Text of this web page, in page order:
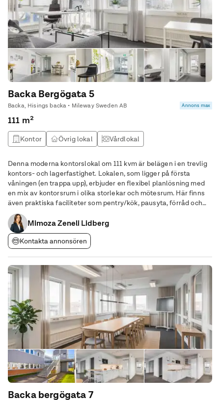
Backa Bergögata 5
Backa, Hisings backa • Mileway Sweden AB Annons max
111 m²
Kontor Övrig lokal Vårdlokal
Denna moderna kontorslokal om 111 kvm är belägen i en trevlig
kontors- och lagerfastighet. Lokalen, som ligger på första
våningen (en trappa upp), erbjuder en flexibel planlösning med
en mix av kontorsrum i olika storlekar och mötesrum. Här finns
även praktiska faciliteter som pentry/kök, pausyta, förråd och
WC, vilket bidrar till en trivsam och funktionell arbetsmiljö.
Fastigheten har ett
Mimoza Zeneli Lidberg
Kontakta annonsören
Backa bergögata 7